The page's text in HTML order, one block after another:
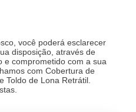
você poderá esclarecer
disposição, através de
e comprometido com a sua
com Cobertura de
Toldo de Lona Retrátil.